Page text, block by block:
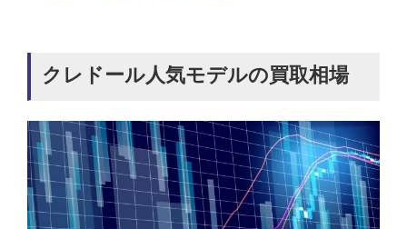
クレドール人気モデルの買取相場